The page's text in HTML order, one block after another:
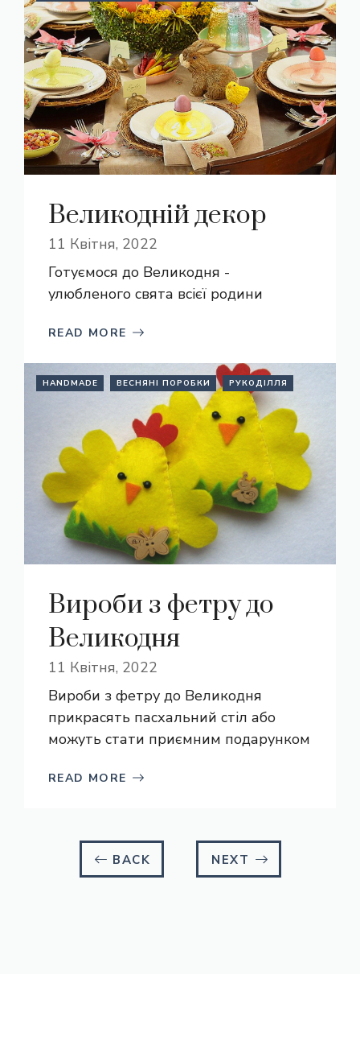
Великодній декор
11 Квітня, 2022
Готуємося до Великодня -
улюбленого свята всієї родини
READ MORE
HANDMADE ВЕСНЯНІ ПОРОБКИ РУКОДІЛЛЯ
Вироби з фетру до
Великодня
11 Квітня, 2022
Вироби з фетру до Великодня
прикрасять пасхальний стіл або
можуть стати приємним подарунком
READ MORE
BACK NEXT